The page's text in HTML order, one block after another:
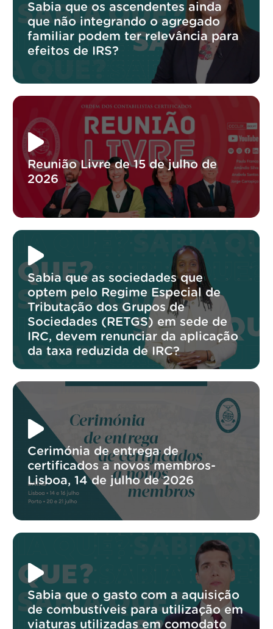
Sabia que os ascendentes ainda
que não integrando o agregado
familiar podem ter relevância para
efeitos de IRS?
Reunião Livre de 15 de julho de
2026
Sabia que as sociedades que
optem pelo Regime Especial de
Tributação dos Grupos de
Sociedades (RETGS) em sede de
IRC, devem renunciar da aplicação
da taxa reduzida de IRC?
Cerimónia de entrega de
certificados a novos membros-
Lisboa, 14 de julho de 2026
Sabia que o gasto com a aquisição
de combustíveis para utilização em
viaturas utilizadas em comodato